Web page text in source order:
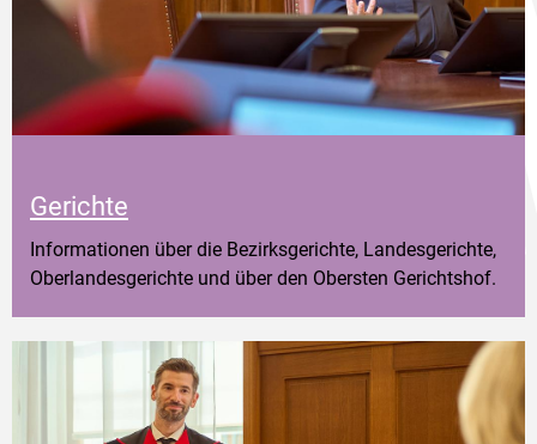
Gerichte
Informationen über die Bezirksgerichte, Landesgerichte,
Oberlandesgerichte und über den Obersten Gerichtshof.